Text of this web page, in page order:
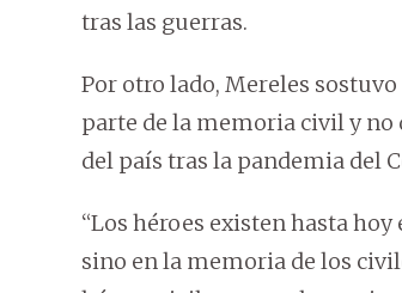
tras las guerras.
Por otro lado, Mereles
parte de la memoria civil y
del país tras la pandemia del
“Los héroes existen hasta
sino en la memoria de los